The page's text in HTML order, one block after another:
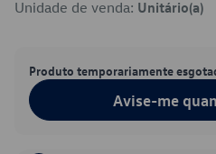
Unidade de venda: Unitário(a)
Produto temporariamente
Avise-me